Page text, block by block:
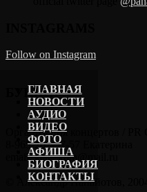
ГЛАВНАЯ
НОВОСТИ
АУДИО
ВИДЕО
ФОТО
АФИША
БИОГРАФИЯ
КОНТАКТЫ
Follow on Instagram
БУКИНГ
Организация концертов /
8-965-202-57-57 Екатерина
email: kate_kora@mail.ru
© Александр Панайотов,